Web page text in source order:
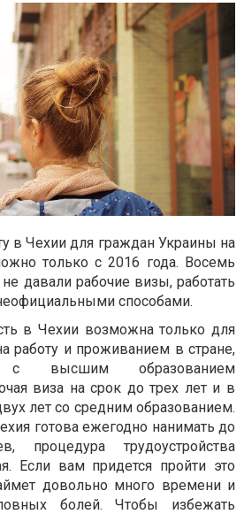
в Чехии для граждан Украины на
только с 2016 года. Восемь
давали рабочие визы, работать
способами.
в Чехии возможна только для
работу и проживанием в стране,
с высшим образованием
виза на срок до трех лет и в
лет со средним образованием.
готова ежегодно нанимать до
процедура трудоустройства
Если вам придется пройти это
довольно много времени и
болей. Чтобы избежать